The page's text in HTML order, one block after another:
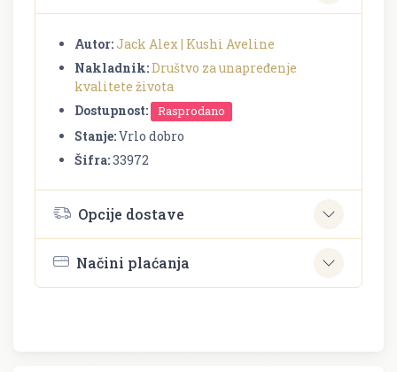
Autor:Jack Alex | Kushi Aveline
Nakladnik:Društvo za unapređenje
kvalitete života
Dostupnost:
Rasprodano
Stanje:Vrlo dobro
Šifra:33972
Opcije dostave
Načini plaćanja